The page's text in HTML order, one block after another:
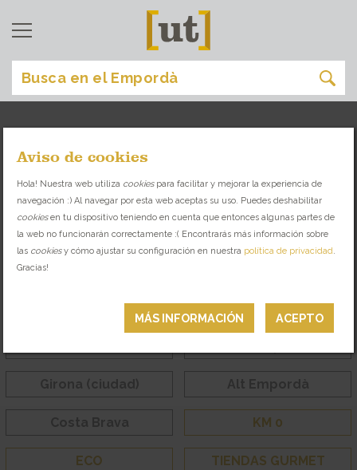
[ comer ]
DESCUBRE LA VARIEDAD GASTRONÓMICA
QUE TE OFRECE EL EMPORDÀ
RESTAURANTES
CHIRINGUITOS NOCHE
KM 0
ECO TIENDAS GURMET
ACEPTO
MÁS INFORMACIÓN
Aviso de cookies
Hola! Nuestra web utiliza cookiespara facilitar y mejorar la experiencia de
navegación :) Al navegar por esta web aceptas su uso. Puedes deshabilitar
cookiesen tu dispositivo teniendo en cuenta que entonces algunas partes de
la web no funcionarán correctamente :( Encontrarás más información sobre
las cookiesy cómo ajustar su configuración en nuestra política de privacidad
Gracias!